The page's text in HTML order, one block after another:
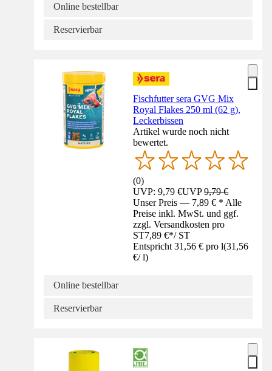
Online bestellbar
Reservierbar
Fischfutter sera GVG Mix
Royal Flakes 250 ml (62 g),
Leckerbissen
Artikel wurde noch nicht
bewertet.
(0)
UVP: 9,79 €UVP9,79 €
Unser Preis — 7,89 € * Alle
Preise inkl. MwSt. und ggf.
zzgl. Versandkosten pro
ST7,89 €*/ ST
Entspricht 31,56 € pro l(31,56
€/ l)
Online bestellbar
Reservierbar